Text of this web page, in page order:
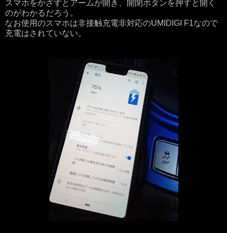
スマホをかざすとアームが開き、開閉ボタンを押すと開く
のがわかるだろう。
なお使用のスマホは非接触充電非対応のUMIDIGI F1なので
充電はされていない。